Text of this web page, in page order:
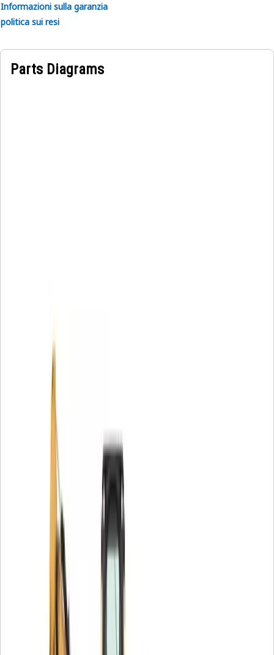
Informazioni sulla garanzia
politica sui resi
Parts Diagrams